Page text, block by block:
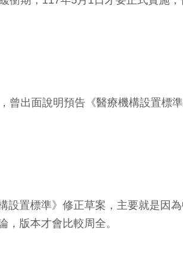
出面說明預告《醫療機構設置標
置標準》修正草案，主要就是因
版本才會比較周全。